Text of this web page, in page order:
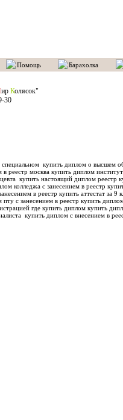
Помощь Барахолка
ир Колясок"
30
купить диплом о высшем
в реестр москва купить диплом
купить настоящий диплом реестр
колледжа с занесением в реестр
в реестр купить аттестат за 9
пту с занесением в реестр купить
где купить диплом купить
купить диплом с внесением в